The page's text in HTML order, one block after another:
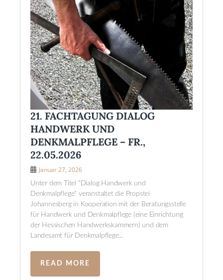
21. FACHTAGUNG DIALOG
HANDWERK UND
DENKMALPFLEGE – FR.,
22.05.2026
Januar 27, 2026
Unter dem Titel "Dialog Handwerk und
Denkmalpflege" veranstaltet die Propstei
Johannesberg in Kooperation mit der Beratungsstelle
für Handwerk und Denkmalpflege (eine Einrichtung
der Hessischen Handwerkskammern) und dem
Landesamt für Denkmalpflege...
READ MORE